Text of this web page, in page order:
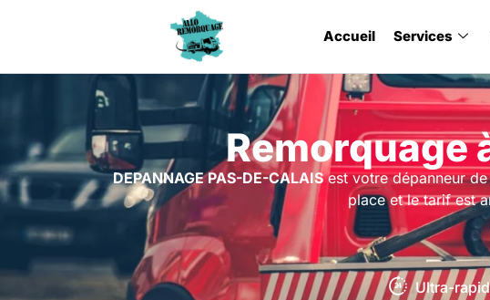
Accueil Services
Remorquage
DEPANNAGE PAS-DE-CALAISest votre dépanneur
place et le tarif est
Ultra-